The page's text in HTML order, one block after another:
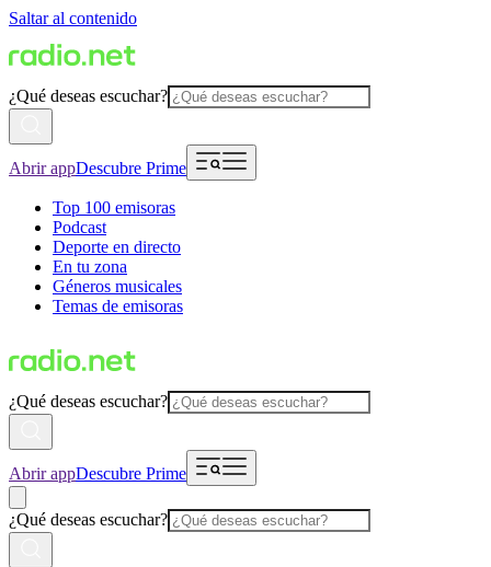
Saltar al contenido
¿Qué deseas escuchar?
Abrir appDescubre Prime
Top 100 emisoras
Podcast
Deporte en directo
En tu zona
Géneros musicales
Temas de emisoras
¿Qué deseas escuchar?
Abrir appDescubre Prime
¿Qué deseas escuchar?